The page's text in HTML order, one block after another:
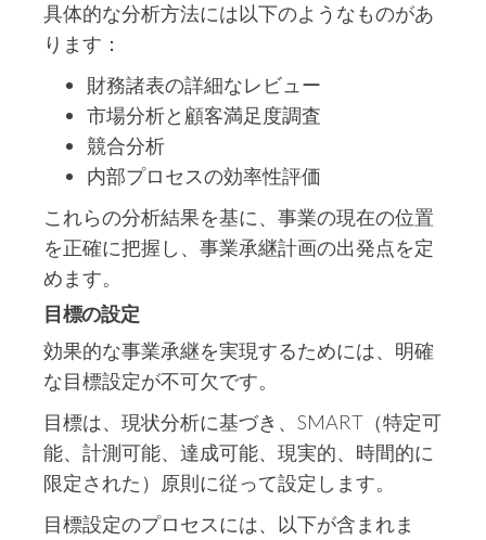
具体的な分析方法には以下のようなものがあ
ります：
財務諸表の詳細なレビュー
市場分析と顧客満足度調査
競合分析
内部プロセスの効率性評価
これらの分析結果を基に、事業の現在の位置
を正確に把握し、事業承継計画の出発点を定
めます。
目標の設定
効果的な事業承継を実現するためには、明確
な目標設定が不可欠です。
目標は、現状分析に基づき、SMART（特定可
能、計測可能、達成可能、現実的、時間的に
限定された）原則に従って設定します。
目標設定のプロセスには、以下が含まれま